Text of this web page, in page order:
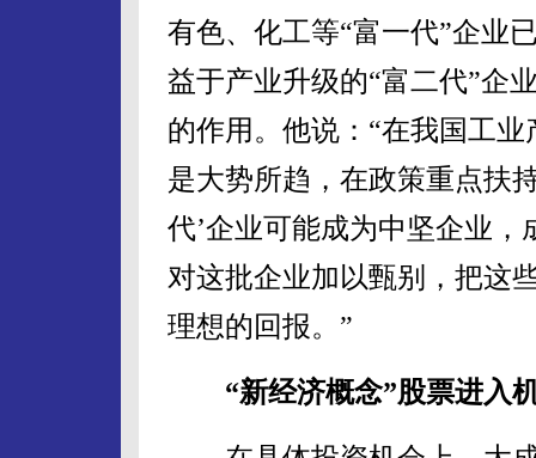
有色、化工等“富一代”企业
益于产业升级的“富二代”企
的作用。他说：“在我国工
是大势所趋，在政策重点扶
代’企业可能成为中坚企业
对这批企业加以甄别，把这
理想的回报。”
“新经济概念”股票进入